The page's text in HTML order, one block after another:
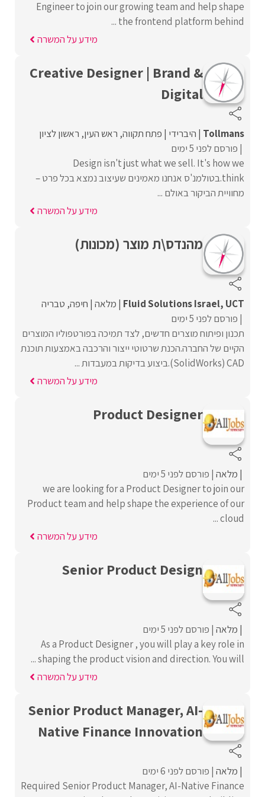
Engineer to join our growing team and help shape
the frontend platform behind ...
מידע על המשרה
Creative Designer | Brand &
Digital
Tollmans היברידי פתח תקווה ראש העין ראשון לציון
פורסם לפני 5 ימים
Design isn't just what we sell. It's how we
think.בטולמנ'ס אנחנו מאמינים שעיצוב נמצא בכל פרט –
מחוויית הביקור באולם ...
מידע על המשרה
מהנדס\ת מוצר (מכונות)
Fluid Solutions Israel, UCT מלאה חיפה טבריה
פורסם לפני 5 ימים
תכנון ופיתוח מוצרים חדשים, לצד תמיכה בפורטפוליו המוצרים
הקיים של החברה.הכנת שרטוטי ייצור והרכבה באמצעות תוכנת
CAD ‏(SolidWorks).ביצוע בדיקות במעבדות ...
מידע על המשרה
Product Designer
מלאה פורסם לפני 5 ימים
we are looking for a Product Designer to join our
Product team and help shape the experience of our
cloud ...
מידע על המשרה
Senior Product Design
מלאה פורסם לפני 5 ימים
As a Product Designer , you will play a key role in
shaping the product vision and direction. You will ...
מידע על המשרה
Senior Product Manager, AI-
Native Finance Innovation
מלאה פורסם לפני 6 ימים
Required Senior Product Manager, AI-Native Finance